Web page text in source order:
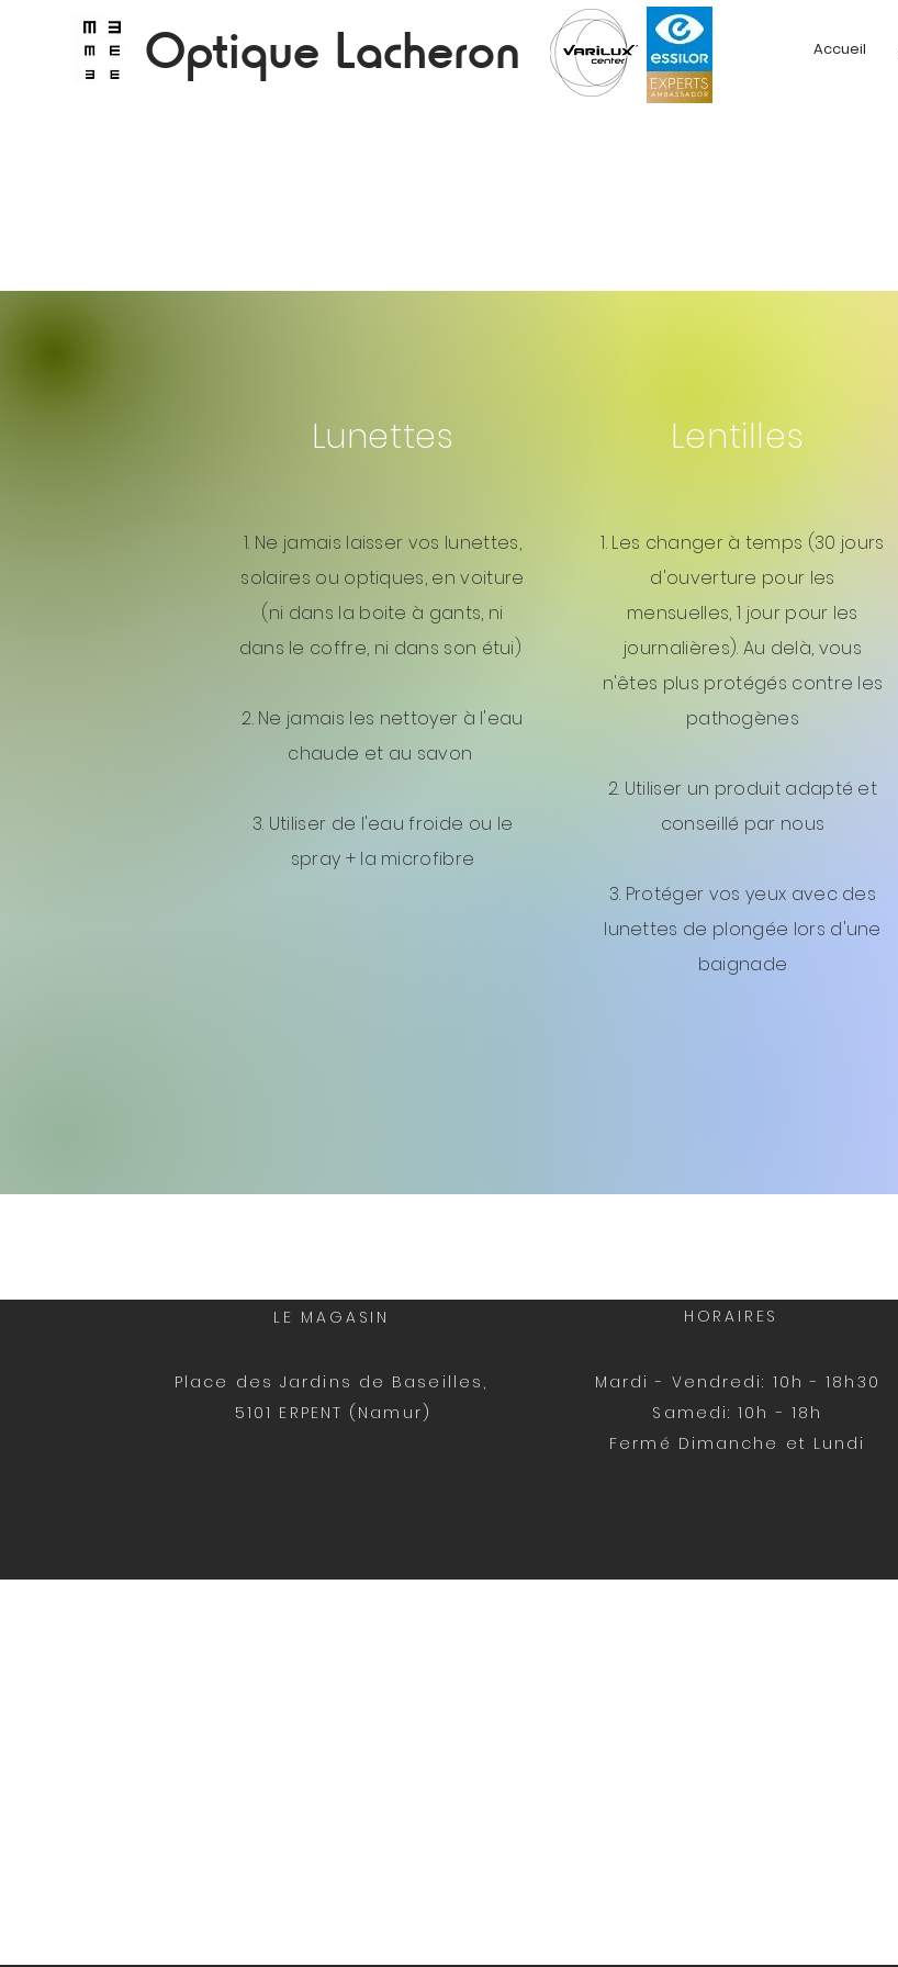
Accueil
Optique Lacheron
Lunettes
1. Ne jamais laisser vos lunettes,
solaires ou optiques, en voiture
(ni dans la boite à gants, ni
dans le coffre, ni dans son étui)
2. Ne jamais les nettoyer à l'eau
chaude et au savon
3. Utiliser de l'eau froide ou le
spray + la microfibre
Lentilles
1. Les changer à temps (30 jours
d'ouverture pour les
mensuelles, 1 jour pour les
journalières). Au delà, vous
n'êtes plus protégés contre les
pathogènes
2. Utiliser un produit adapté et
conseillé par nous
3. Protéger vos yeux avec des
lunettes de plongée lors d'une
baignade
LE MAGASIN
Place des Jardins de Baseilles, 1
5101 ERPENT (Namur)
HORAIRES
Mardi - Vendredi: 10h - 18h30
Samedi: 10h - 18h
Fermé Dimanche et Lundi